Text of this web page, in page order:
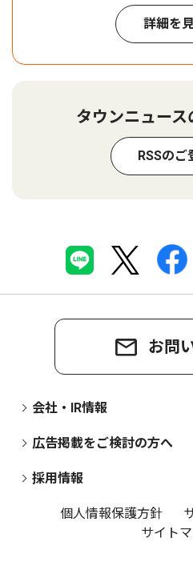
詳細を
タウンニュース
RSSのご
お問
会社・IR情報
広告掲載をご検討の方へ
採用情報
個人情報保護方針
サイト